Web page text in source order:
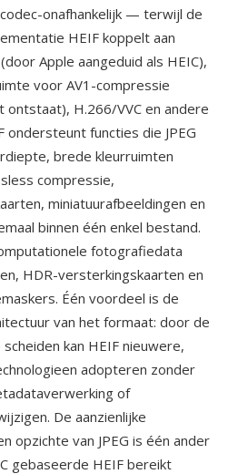
onafhankelijk — terwijl de
HEIF koppelt aan
Apple aangeduid als HEIC),
voor AV1-compressie
ontstaat), H.266/VVC en andere
functies die JPEG
brede kleurruimten
compressie,
miniatuurafbeeldingen en
binnen één enkel bestand.
fotografiedata
HDR-versterkingskaarten en
Één voordeel is de
van het formaat: door de
kan HEIF nieuwere,
adopteren zonder
of
De aanzienlijke
opzichte van JPEG is één ander
gebaseerde HEIF bereikt